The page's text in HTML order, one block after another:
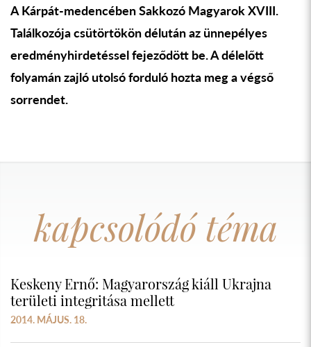
A Kárpát-medencében Sakkozó Magyarok XVIII.
Találkozója csütörtökön délután az ünnepélyes
eredményhirdetéssel fejeződött be. A délelőtt
folyamán zajló utolsó forduló hozta meg a végső
sorrendet.
kapcsolódó téma
Keskeny Ernő: Magyarország kiáll Ukrajna
területi integritása mellett
2014. MÁJUS. 18.